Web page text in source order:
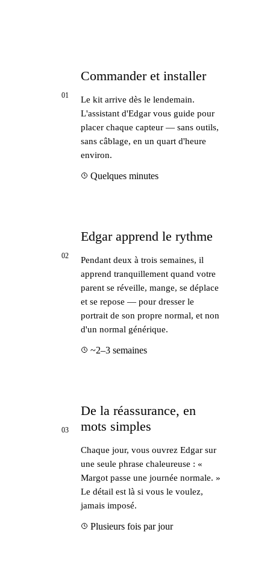
01
Commander et installer
Le kit arrive dès le lendemain.
L'assistant d'Edgar vous guide pour
placer chaque capteur — sans outils,
sans câblage, en un quart d'heure
environ.
Quelques minutes
02
Edgar apprend le rythme
Pendant deux à trois semaines, il
apprend tranquillement quand votre
parent se réveille, mange, se déplace
et se repose — pour dresser le
portrait de son propre normal, et non
d'un normal générique.
~2–3 semaines
03
De la réassurance, en
mots simples
Chaque jour, vous ouvrez Edgar sur
une seule phrase chaleureuse : «
Margot passe une journée normale. »
Le détail est là si vous le voulez,
jamais imposé.
Plusieurs fois par jour